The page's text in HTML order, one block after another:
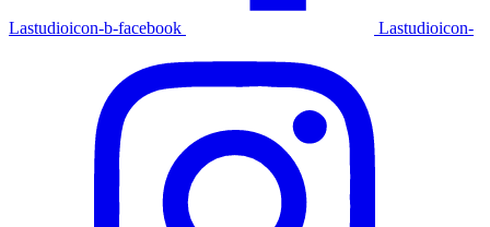
Lastudioicon-b-facebook Lastudioicon-